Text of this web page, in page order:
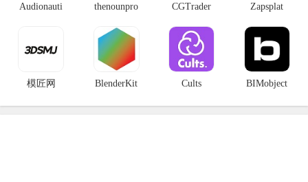
Audionauti thenounpro CGTrader Zapsplat
模匠网 BlenderKit Cults BIMobject